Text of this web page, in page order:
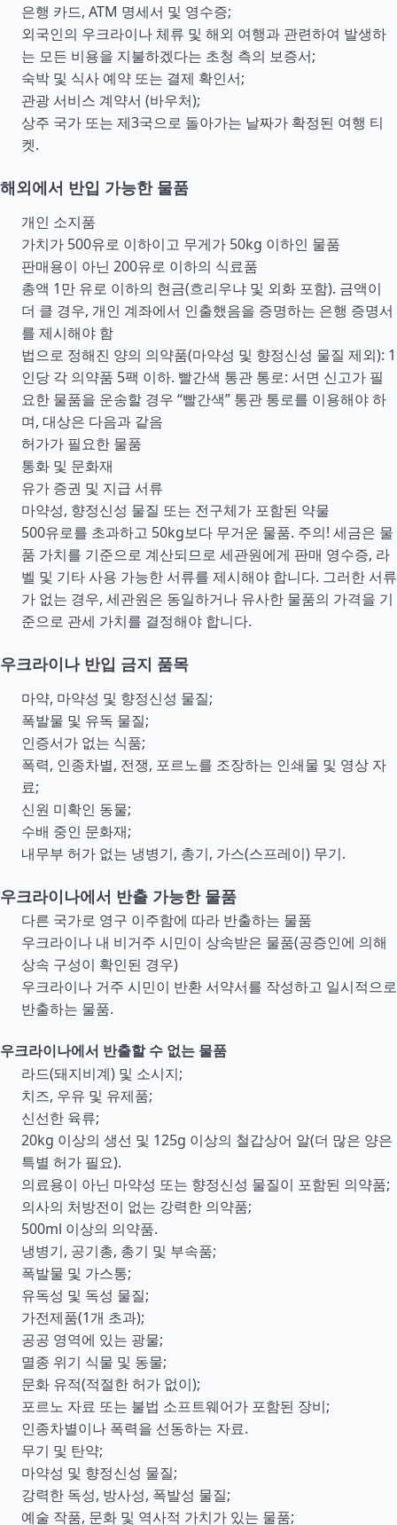
은행 카드, ATM 명세서 및 영수증;
외국인의 우크라이나 체류 및 해외 여행과 관련하여 발생하
는 모든 비용을 지불하겠다는 초청 측의 보증서;
숙박 및 식사 예약 또는 결제 확인서;
관광 서비스 계약서 (바우처);
상주 국가 또는 제3국으로 돌아가는 날짜가 확정된 여행 티
켓.
해외에서 반입 가능한 물품
개인 소지품
가치가 500유로 이하이고 무게가 50kg 이하인 물품
판매용이 아닌 200유로 이하의 식료품
총액 1만 유로 이하의 현금(흐리우냐 및 외화 포함). 금액이
더 클 경우, 개인 계좌에서 인출했음을 증명하는 은행 증명서
를 제시해야 함
법으로 정해진 양의 의약품(마약성 및 향정신성 물질 제외): 1
인당 각 의약품 5팩 이하. 빨간색 통관 통로: 서면 신고가 필
요한 물품을 운송할 경우 “빨간색” 통관 통로를 이용해야 하
며, 대상은 다음과 같음
허가가 필요한 물품
통화 및 문화재
유가 증권 및 지급 서류
마약성, 향정신성 물질 또는 전구체가 포함된 약물
500유로를 초과하고 50kg보다 무거운 물품. 주의! 세금은 물
품 가치를 기준으로 계산되므로 세관원에게 판매 영수증, 라
벨 및 기타 사용 가능한 서류를 제시해야 합니다. 그러한 서류
가 없는 경우, 세관원은 동일하거나 유사한 물품의 가격을 기
준으로 관세 가치를 결정해야 합니다.
우크라이나 반입 금지 품목
마약, 마약성 및 향정신성 물질;
폭발물 및 유독 물질;
인증서가 없는 식품;
폭력, 인종차별, 전쟁, 포르노를 조장하는 인쇄물 및 영상 자
료;
신원 미확인 동물;
수배 중인 문화재;
내무부 허가 없는 냉병기, 총기, 가스(스프레이) 무기.
우크라이나에서 반출 가능한 물품
다른 국가로 영구 이주함에 따라 반출하는 물품
우크라이나 내 비거주 시민이 상속받은 물품(공증인에 의해
상속 구성이 확인된 경우)
우크라이나 거주 시민이 반환 서약서를 작성하고 일시적으로
반출하는 물품.
우크라이나에서 반출할 수 없는 물품
라드(돼지비계) 및 소시지;
치즈, 우유 및 유제품;
신선한 육류;
20kg 이상의 생선 및 125g 이상의 철갑상어 알(더 많은 양은
특별 허가 필요).
의료용이 아닌 마약성 또는 향정신성 물질이 포함된 의약품;
의사의 처방전이 없는 강력한 의약품;
500ml 이상의 의약품.
냉병기, 공기총, 총기 및 부속품;
폭발물 및 가스통;
유독성 및 독성 물질;
가전제품(1개 초과);
공공 영역에 있는 광물;
멸종 위기 식물 및 동물;
문화 유적(적절한 허가 없이);
포르노 자료 또는 불법 소프트웨어가 포함된 장비;
인종차별이나 폭력을 선동하는 자료.
무기 및 탄약;
마약성 및 향정신성 물질;
강력한 독성, 방사성, 폭발성 물질;
예술 작품, 문화 및 역사적 가치가 있는 물품;